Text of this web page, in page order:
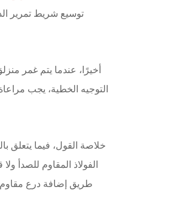
توسيع شريط تمرير
أخيرًا، عندما يتم غمر
التوجيه الخطية، يجب
خلاصة القول، فيما يتعلق
الفولاذ المقاوم للصدأ
طريق إضافة درع مقاوم